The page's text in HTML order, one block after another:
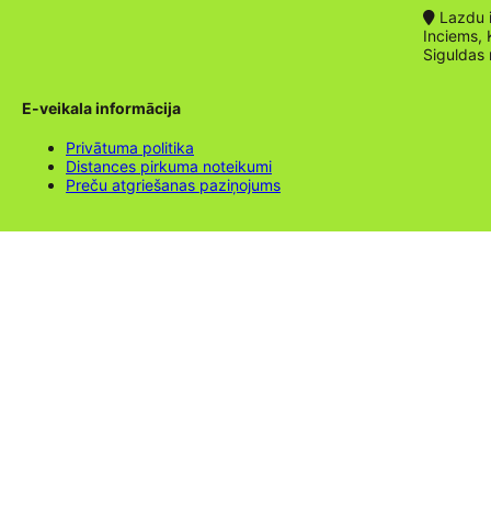
Lazdu
Inciems,
Siguldas
E-veikala informācija
Privātuma politika
Distances pirkuma noteikumi
Preču atgriešanas paziņojums